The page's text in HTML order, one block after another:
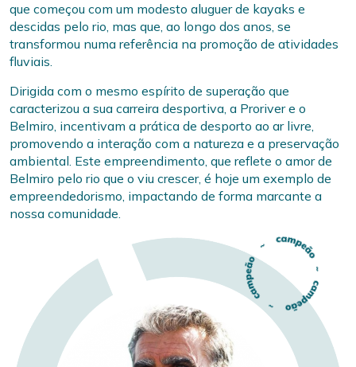
que começou com um modesto aluguer de kayaks e
descidas pelo rio, mas que, ao longo dos anos, se
transformou numa referência na promoção de atividades
fluviais.
Dirigida com o mesmo espírito de superação que
caracterizou a sua carreira desportiva, a Proriver e o
Belmiro, incentivam a prática de desporto ao ar livre,
promovendo a interação com a natureza e a preservação
ambiental. Este empreendimento, que reflete o amor de
Belmiro pelo rio que o viu crescer, é hoje um exemplo de
empreendedorismo, impactando de forma marcante a
nossa comunidade.